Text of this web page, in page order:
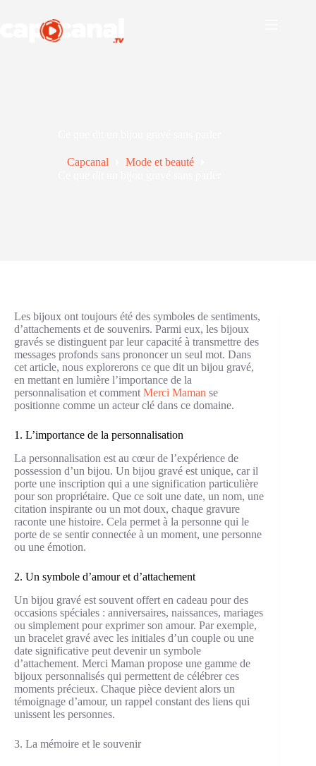
Capcanal
Mode et beauté
Les bijoux ont toujours été des symboles de sentiments,
d’attachements et de souvenirs. Parmi eux, les bijoux
gravés se distinguent par leur capacité à transmettre des
messages profonds sans prononcer un seul mot. Dans
cet article, nous explorerons ce que dit un bijou gravé,
en mettant en lumière l’importance de la
personnalisation et comment Merci Maman se
positionne comme un acteur clé dans ce domaine.
1. L’importance de la personnalisation
La personnalisation est au cœur de l’expérience de
possession d’un bijou. Un bijou gravé est unique, car il
porte une inscription qui a une signification particulière
pour son propriétaire. Que ce soit une date, un nom, une
citation inspirante ou un mot doux, chaque gravure
raconte une histoire. Cela permet à la personne qui le
porte de se sentir connectée à un moment, une personne
ou une émotion.
2. Un symbole d’amour et d’attachement
Un bijou gravé est souvent offert en cadeau pour des
occasions spéciales : anniversaires, naissances, mariages
ou simplement pour exprimer son amour. Par exemple,
un bracelet gravé avec les initiales d’un couple ou une
date significative peut devenir un symbole
d’attachement. Merci Maman propose une gamme de
bijoux personnalisés qui permettent de célébrer ces
moments précieux. Chaque pièce devient alors un
témoignage d’amour, un rappel constant des liens qui
unissent les personnes.
3. La mémoire et le souvenir